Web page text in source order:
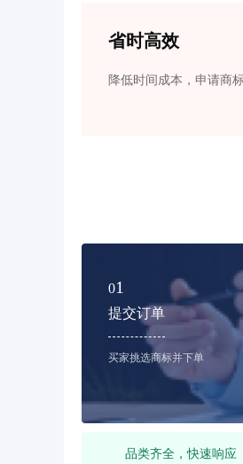
省时高效
降低时间成本，申请商
01
提交订单
买家挑选商标并下单
品类齐全，快速响应